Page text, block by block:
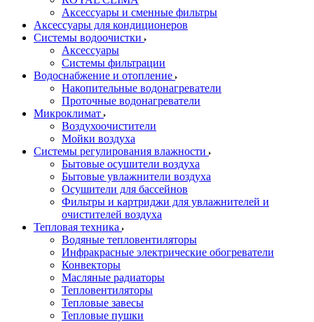
Аксессуары и сменные фильтры
Аксессуары для кондиционеров
Системы водоочистки
Аксессуары
Системы фильтрации
Водоснабжение и отопление
Накопительные водонагреватели
Проточные водонагреватели
Микроклимат
Воздухоочистители
Мойки воздуха
Системы регулирования влажности
Бытовые осушители воздуха
Бытовые увлажнители воздуха
Осушители для бассейнов
Фильтры и картриджи для увлажнителей и
очистителей воздуха
Тепловая техника
Водяные тепловентиляторы
Инфракрасные электрические обогреватели
Конвекторы
Масляные радиаторы
Тепловентиляторы
Тепловые завесы
Тепловые пушки